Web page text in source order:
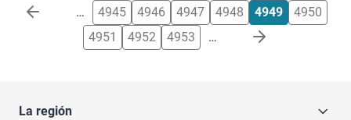
Paginación … 4945 4946 4947 4948 4949
4950
4951
4952 4953 …
La región